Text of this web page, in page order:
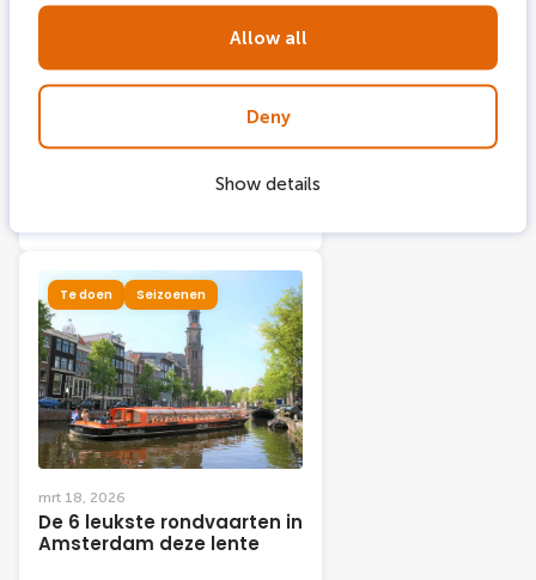
Allow all
Deny
Show details
apr 16, 2026
2026: jouw ultieme gids
Te doen Seizoenen
mrt 18, 2026
De 6 leukste rondvaarten in
Amsterdam deze lente